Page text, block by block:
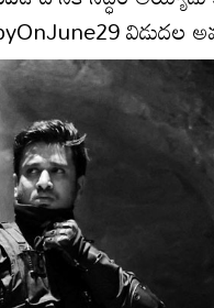
విడుదల